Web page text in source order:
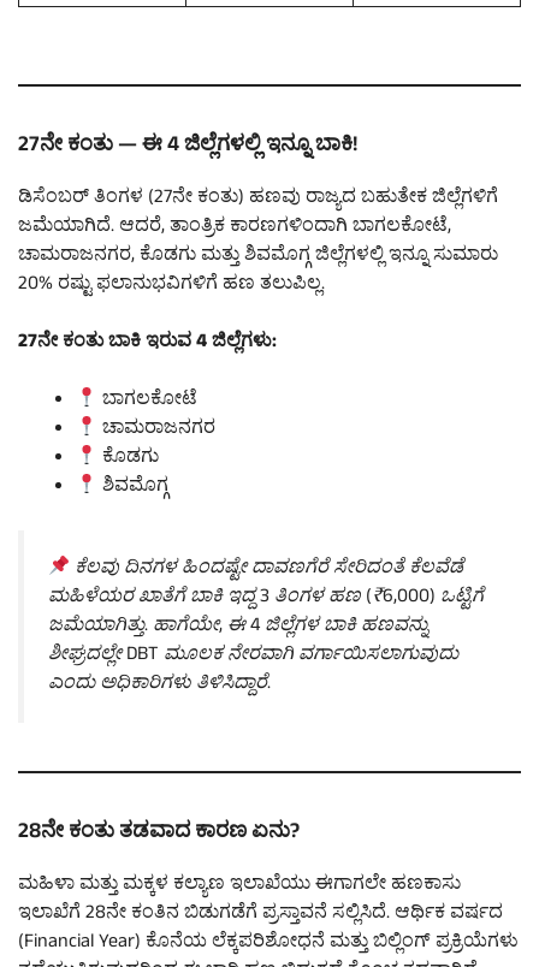
27ನೇ ಕಂತು — ಈ 4 ಜಿಲ್ಲೆಗಳಲ್ಲಿ ಇನ್ನೂ ಬಾಕಿ!
ಡಿಸೆಂಬರ್ ತಿಂಗಳ (27ನೇ ಕಂತು) ಹಣವು ರಾಜ್ಯದ ಬಹುತೇಕ ಜಿಲ್ಲೆಗಳಿಗೆ
ಜಮೆಯಾಗಿದೆ. ಆದರೆ, ತಾಂತ್ರಿಕ ಕಾರಣಗಳಿಂದಾಗಿ ಬಾಗಲಕೋಟೆ,
ಚಾಮರಾಜನಗರ, ಕೊಡಗು ಮತ್ತು ಶಿವಮೊಗ್ಗ ಜಿಲ್ಲೆಗಳಲ್ಲಿ ಇನ್ನೂ ಸುಮಾರು
20% ರಷ್ಟು ಫಲಾನುಭವಿಗಳಿಗೆ ಹಣ ತಲುಪಿಲ್ಲ.
27ನೇ ಕಂತು ಬಾಕಿ ಇರುವ 4 ಜಿಲ್ಲೆಗಳು:
ಬಾಗಲಕೋಟೆ
ಚಾಮರಾಜನಗರ
ಕೊಡಗು
ಶಿವಮೊಗ್ಗ
ಕೆಲವು ದಿನಗಳ ಹಿಂದಷ್ಟೇ ದಾವಣಗೆರೆ ಸೇರಿದಂತೆ ಕೆಲವೆಡೆ
ಮಹಿಳೆಯರ ಖಾತೆಗೆ ಬಾಕಿ ಇದ್ದ 3 ತಿಂಗಳ ಹಣ (₹6,000) ಒಟ್ಟಿಗೆ
ಜಮೆಯಾಗಿತ್ತು. ಹಾಗೆಯೇ, ಈ 4 ಜಿಲ್ಲೆಗಳ ಬಾಕಿ ಹಣವನ್ನು
ಶೀಘ್ರದಲ್ಲೇ DBT ಮೂಲಕ ನೇರವಾಗಿ ವರ್ಗಾಯಿಸಲಾಗುವುದು
ಎಂದು ಅಧಿಕಾರಿಗಳು ತಿಳಿಸಿದ್ದಾರೆ.
28ನೇ ಕಂತು ತಡವಾದ ಕಾರಣ ಏನು?
ಮಹಿಳಾ ಮತ್ತು ಮಕ್ಕಳ ಕಲ್ಯಾಣ ಇಲಾಖೆಯು ಈಗಾಗಲೇ ಹಣಕಾಸು
ಇಲಾಖೆಗೆ 28ನೇ ಕಂತಿನ ಬಿಡುಗಡೆಗೆ ಪ್ರಸ್ತಾವನೆ ಸಲ್ಲಿಸಿದೆ. ಆರ್ಥಿಕ ವರ್ಷದ
(Financial Year) ಕೊನೆಯ ಲೆಕ್ಕಪರಿಶೋಧನೆ ಮತ್ತು ಬಿಲ್ಲಿಂಗ್ ಪ್ರಕ್ರಿಯೆಗಳು